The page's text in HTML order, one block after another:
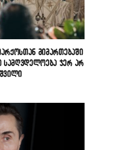
მიმართებაში
სამღვდელოება ჯერ არ